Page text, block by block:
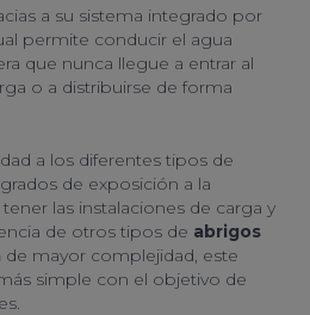
a su sistema integrado por
permite conducir el agua
que nunca llegue a entrar al
o a distribuirse de forma
a los diferentes tipos de
de exposición a la
las instalaciones de carga y
de otros tipos de abrigos
de mayor complejidad, este
simple con el objetivo de